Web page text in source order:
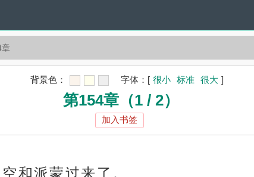
章
背景色： 字体： [ 很小 标准 很大 ]
第154章（1 / 2）
加入书签
和派蒙过来了。